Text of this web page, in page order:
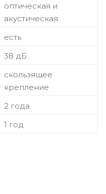
оптическая и
акустическая
есть
38 дБ
скользящее
крепление
2 года
1 год